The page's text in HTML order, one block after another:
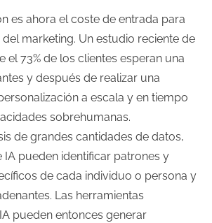
es ahora el coste de entrada para
marketing. Un estudio reciente de
el 73% de los clientes esperan una
y después de realizar una
a escala y en tiempo
sobrehumanas.
de grandes cantidades de datos,
pueden identificar patrones y
de cada individuo o persona y
Las herramientas
pueden entonces generar